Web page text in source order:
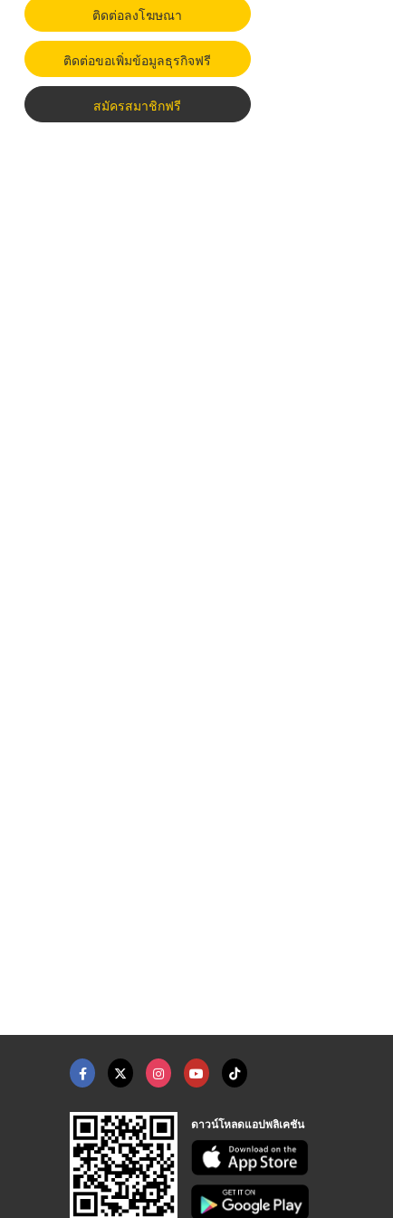
ติดต่อลงโฆษณา
ติดต่อขอเพิ่มข้อมูลธุรกิจฟรี
สมัครสมาชิกฟรี
ดาวน์โหลดแอปพลิเคชัน